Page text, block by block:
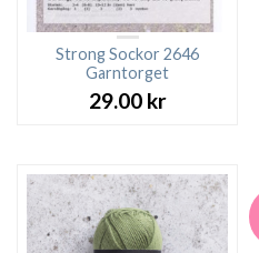
Strong Sockor 2646
Garntorget
29.00 kr